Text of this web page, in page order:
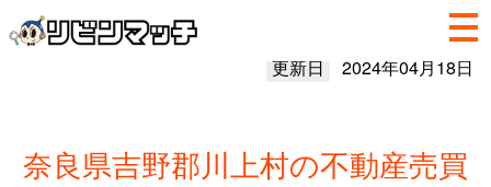
更新日 2024年04月18日
奈良県吉野郡川上村の不動産売買